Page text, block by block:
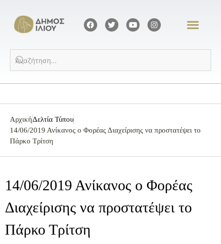
ΑρχικήΔελτία Τύπου
14/06/2019 Ανίκανος ο Φορέας Διαχείρισης να προστατέψει το
Πάρκο Τρίτση
14/06/2019 Ανίκανος ο Φορέας
Διαχείρισης να προστατέψει το
Πάρκο Τρίτση